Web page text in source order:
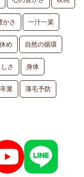
かさ 一汁一菜
め 自然の循環
さ 身体
業 薄毛予防